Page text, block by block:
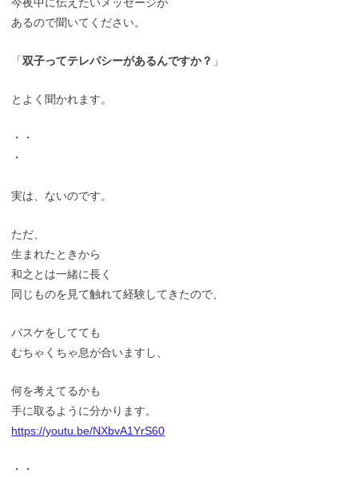
あるので聞いてください。
「双子ってテレパシーがあるんですか？ 」
とよく聞かれます。
・・
・
実は、ないのです。
ただ、
生まれたときから
和之とは一緒に長く
同じものを見て触れて経験してきたので、
バスケをしてても
むちゃくちゃ息が合いますし、
何を考えてるかも
手に取るように分かります。
https://youtu.be/NXbvA1YrS60
・・